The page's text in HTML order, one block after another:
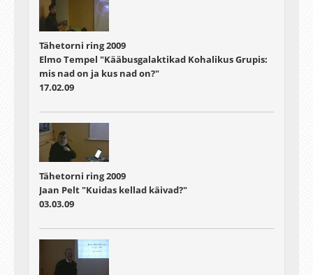
Tähetorni ring 2009
Elmo Tempel "Kääbusgalaktikad Kohalikus Grupis:
mis nad on ja kus nad on?"
17.02.09
Tähetorni ring 2009
Jaan Pelt "Kuidas kellad käivad?"
03.03.09